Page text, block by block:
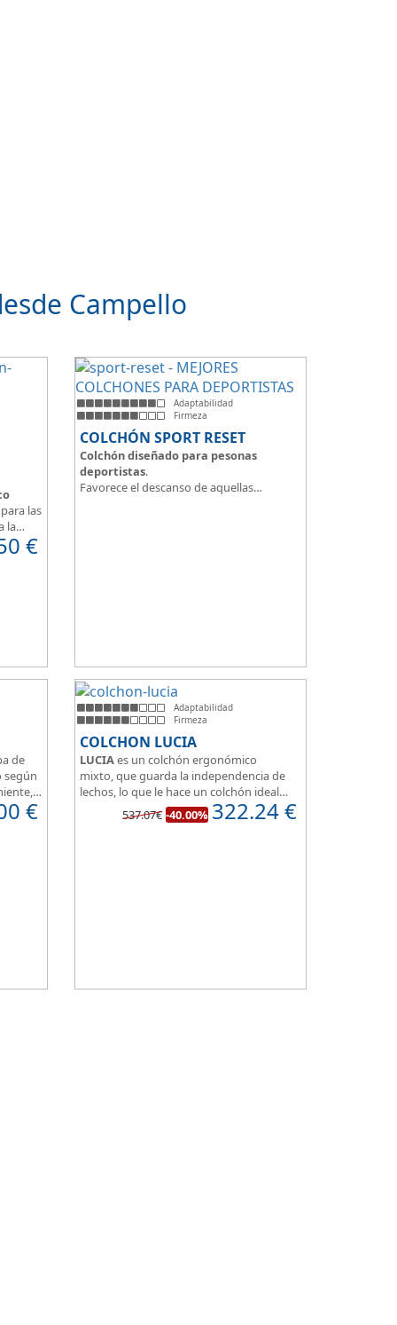
Campello
las
la
€
Adaptabilidad
Firmeza
COLCHÓN SPORT RESET
Colchón diseñado para pesonas
deportistas.
Favorece el descanso de aquellas
de
según
de€
Adaptabilidad
Firmeza
COLCHON LUCIA
LUCIAes un colchón ergonómico
mixto, que guarda la independencia de
lechos, lo que le hace un colchón ideal
para camas de matrimonio, además es
muy transpirable, y dispone de 7 zonas de
537.07€ -40.00% 322.24€